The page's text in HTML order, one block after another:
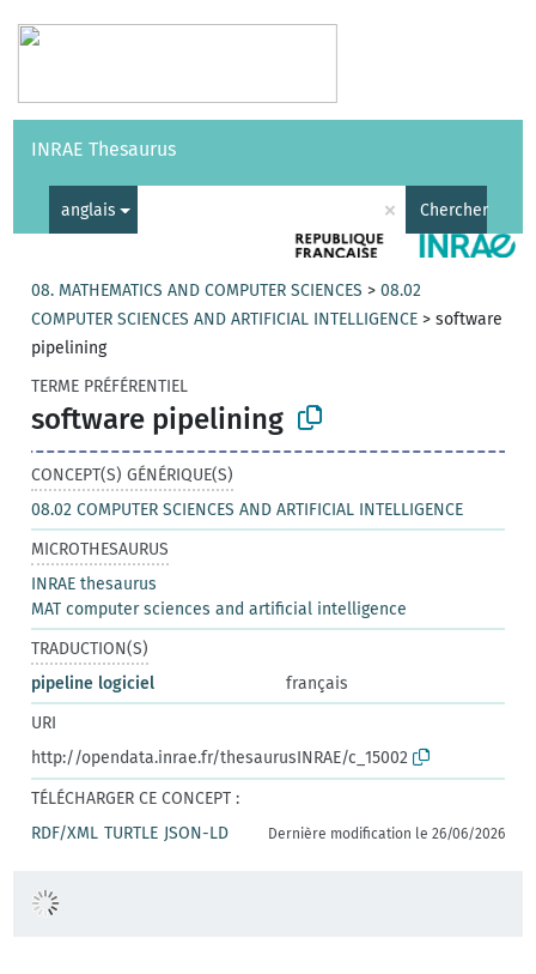
Vocabulaires API
INRAE Thesaurus
anglais × Chercher
08. MATHEMATICS AND COMPUTER SCIENCES >08.02
COMPUTER SCIENCES AND ARTIFICIAL INTELLIGENCE >software
pipelining
TERME PRÉFÉRENTIEL
software pipelining
CONCEPT(S) GÉNÉRIQUE(S)
08.02 COMPUTER SCIENCES AND ARTIFICIAL INTELLIGENCE
MICROTHESAURUS
INRAE thesaurus
MAT computer sciences and artificial intelligence
TRADUCTION(S)
pipeline logiciel
français
URI
http://opendata.inrae.fr/thesaurusINRAE/c_15002
TÉLÉCHARGER CE CONCEPT :
RDF/XML TURTLE JSON-LD Dernière modification le 26/06/2026